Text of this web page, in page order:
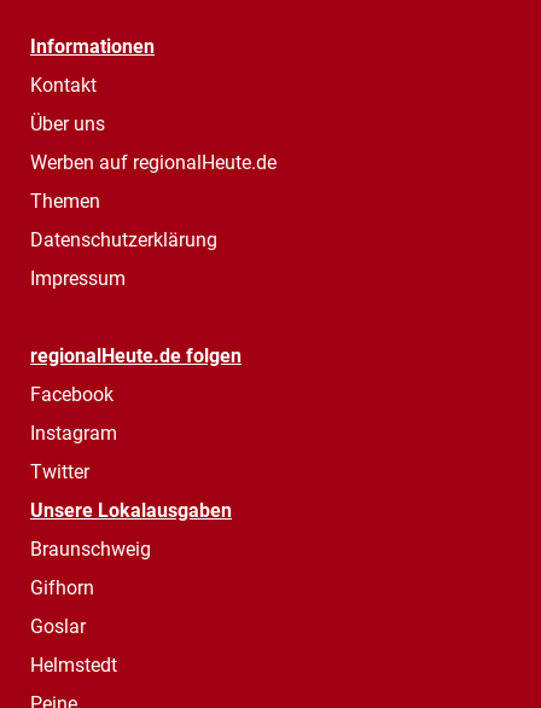
Informationen
Kontakt
Über uns
Werben auf regionalHeute.de
Themen
Datenschutzerklärung
Impressum
regionalHeute.de folgen
Facebook
Instagram
Twitter
Unsere Lokalausgaben
Braunschweig
Gifhorn
Goslar
Helmstedt